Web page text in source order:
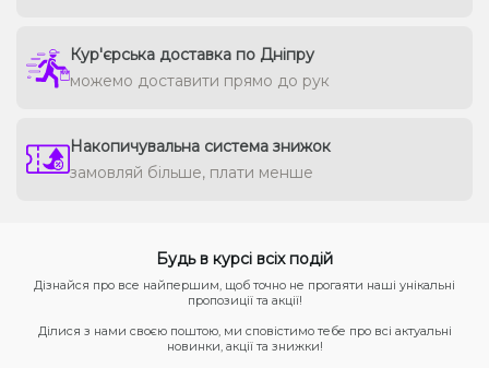
Кур'єрська доставка по Дніпру
можемо доставити прямо до рук
Накопичувальна система знижок
замовляй більше, плати менше
Будь в курсі всіх подій
Дізнайся про все найпершим, щоб точно не прогаяти наші унікальні
пропозиції та акції!
Ділися з нами своєю поштою, ми сповістимо тебе про всі актуальні
новинки, акції та знижки!